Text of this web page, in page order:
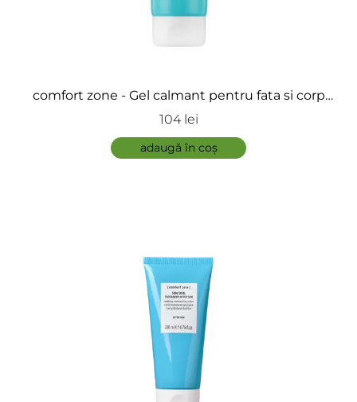
comfort zone - Gel calmant pentru fata si corp
dupa soare - Sun Soul Aloe Gel
104 lei
adaugă în coș